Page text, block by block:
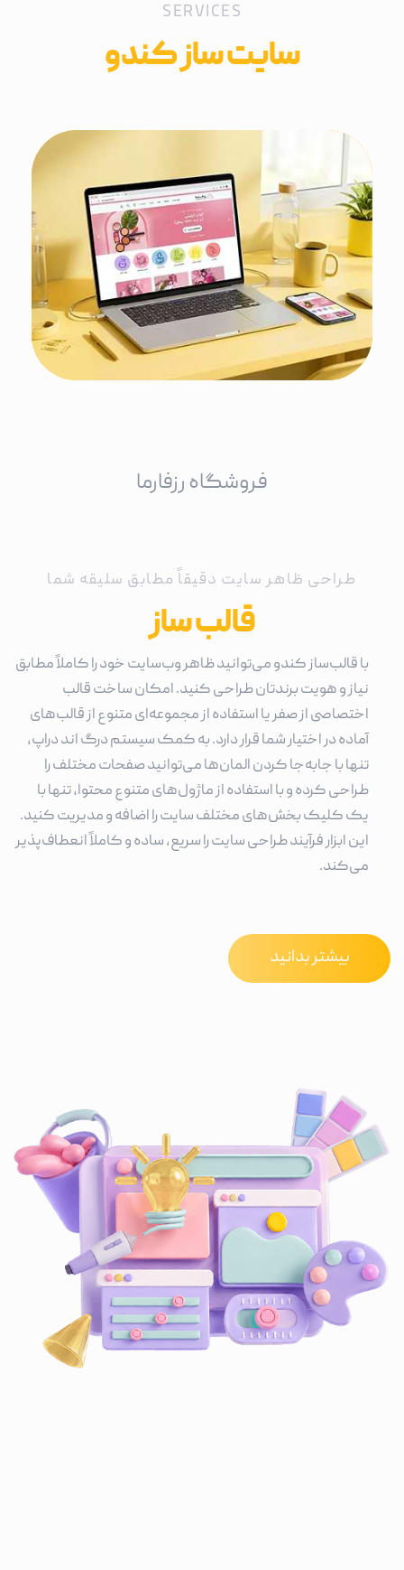
SERVICES
سایت ساز کندو
IBM شرکت آسانسور
طراحی ظاهر سایت دقیقاً مطابق سلیقه شما
قالب ساز
با قالب‌ساز کندو می‌توانید ظاهر وب‌سایت خود را کاملاً مطابق
نیاز و هویت برندتان طراحی کنید. امکان ساخت قالب
اختصاصی از صفر یا استفاده از مجموعه‌ای متنوع از قالب‌های
آماده در اختیار شما قرار دارد. به کمک سیستم درگ‌ اند دراپ،
تنها با جابه‌جا کردن المان‌ها می‌توانید صفحات مختلف را
طراحی کرده و با استفاده از ماژول‌های متنوع محتوا، تنها با
یک کلیک بخش‌های مختلف سایت را اضافه و مدیریت کنید.
این ابزار فرآیند طراحی سایت را سریع، ساده و کاملاً انعطاف‌پذیر
می‌کند.
بیشتر بدانید